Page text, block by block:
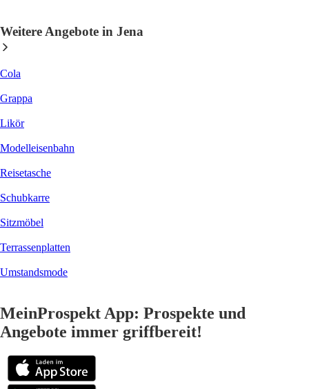
Weitere Angebote in Jena
Cola
Grappa
Likör
Modelleisenbahn
Reisetasche
Schubkarre
Sitzmöbel
Terrassenplatten
Umstandsmode
MeinProspekt App: Prospekte und
Angebote immer griffbereit!